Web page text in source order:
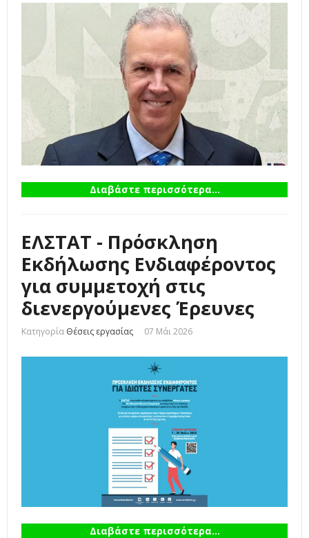
Διαβάστε περισσότερα...
ΕΛΣΤΑΤ - Πρόσκληση
Εκδήλωσης Ενδιαφέροντος
για συμμετοχή στις
διενεργούμενες Έρευνες
Κατηγορία Θέσεις εργασίας 07 Μάι 2026
Διαβάστε περισσότερα...